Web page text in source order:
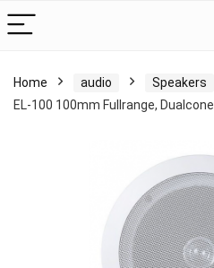
Home audio Speakers
EL-100 100mm Fullrange, Dualcone